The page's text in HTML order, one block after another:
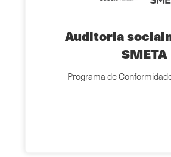
Auditoria
SMETA
Programa de